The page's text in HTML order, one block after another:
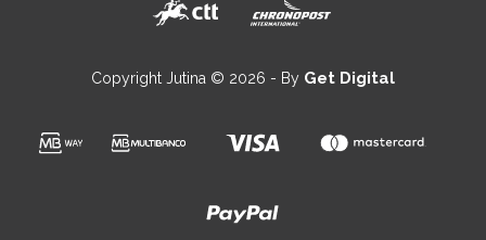
Copyright Jutina © 2026 - By Get Digital